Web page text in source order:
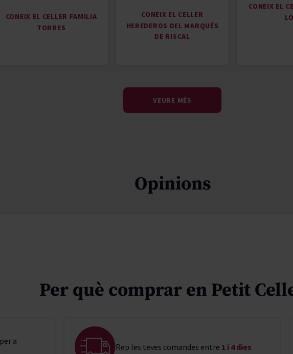
CONEIX EL CELLER FAMILIA
TORRES
CONEIX EL CELLER
HEREDEROS DEL MARQUÉS
DE RISCAL
CONEIX EL
VEURE MÉS
Opinions
Per què comprar en Petit
per a
Rep les teves comandes entre 1 i 4 dies